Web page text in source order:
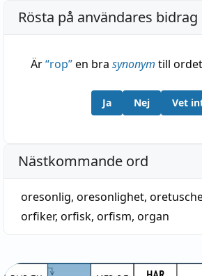
Rösta på användares bidrag
Är“rop”en bra synonym till ordet
Ja Nej Vet
Nästkommande ord
oresonlig, oresonlighet,
orfiker, orfisk, orfism, organ